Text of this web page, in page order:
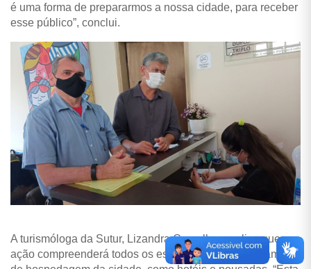
é uma forma de prepararmos a nossa cidade, para receber
esse público”, conclui.
A turismóloga da Sutur, Lizandra Carvalho, explica que a
ação compreenderá todos os estabelecimentos do ramo